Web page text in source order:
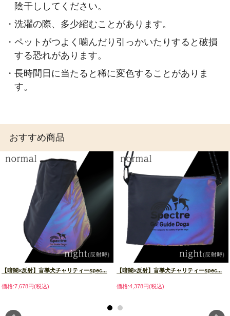
陰干ししてください。
・ 洗濯の際、多少縮むことがあります。
・ ペットがつよく噛んだり引っかいたりすると破損
する恐れがあります。
・ 長時間日に当たると稀に変色することがありま
す。
おすすめ商品
【暗闇×反射】盲導犬チャリティーspec...
価格:7,678円(税込)
【暗闇×反射】盲導犬チャリティーspec...
価格:4,378円(税込)